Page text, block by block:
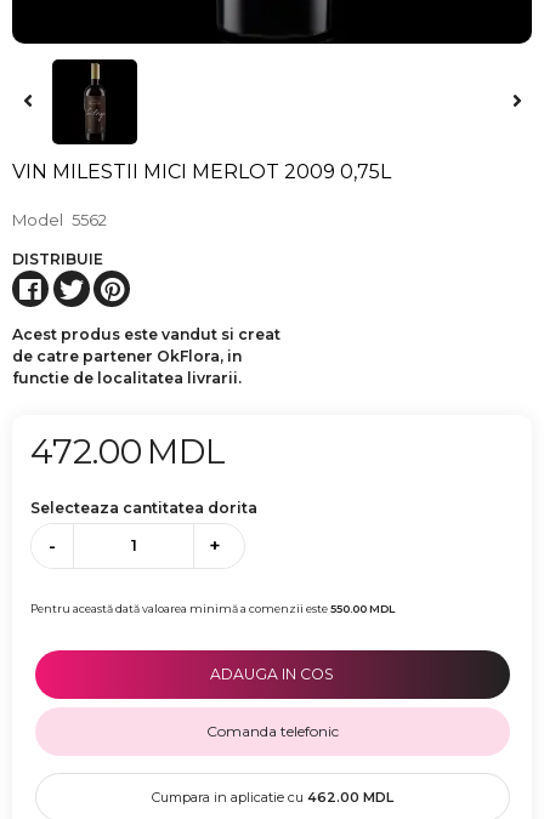
VIN MILESTII MICI MERLOT 2009 0,75L
Model 5562
DISTRIBUIE
Acest produs este vandut si creat
de catre partener OkFlora, in
functie de localitatea livrarii.
472.00 MDL
Selecteaza cantitatea dorita
- +
Pentru această dată valoarea minimă a comenzii este550.00MDL
ADAUGA IN COS
Comanda telefonic
Cumpara in aplicatie cu 462.00 MDL